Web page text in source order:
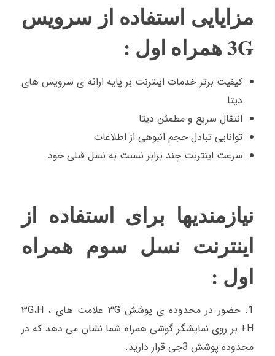
مزایایی استفاده از سرویس
3G همراه اول :
کیفیت برتر خدمات اینترنت بر پایه ارائه ی سرویس های
دیتا
انتقال سریع و مطمئن دیتا
توانایی تبادل حجم انبوهی از اطلاعات
سرعت اینترنت چند برابر نسبت به نسل قبلی خود
نیازمندیها برای استفاده از
اینترنت نسل سوم همراه
اول :
حضور در محدوده ی پوشش ۳G علامت های ۳G،H ،
+H بر روی نمایشگر گوشی همراه شما نشان می دهد که در
محدوده پوشش 3جی قرار دارید.